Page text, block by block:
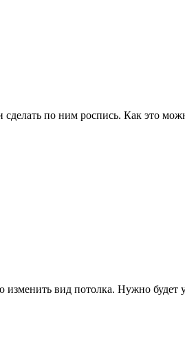
сделать по ним роспись. Как это
вид потолка. Нужно будет